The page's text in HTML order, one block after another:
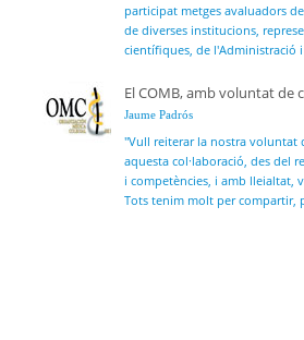
participat metges avaluadors
de diverses institucions,
científiques, de l'Administració
El COMB, amb voluntat de
Jaume Padrós
"Vull reiterar la nostra voluntat
aquesta col·laboració, des del
i competències, i amb lleialtat,
Tots tenim molt per compartir,